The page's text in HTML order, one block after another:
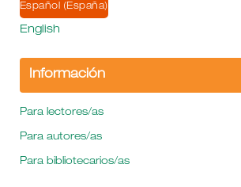
Español (España)
English
Información
Para lectores/as
Para autores/as
Para bibliotecarios/as